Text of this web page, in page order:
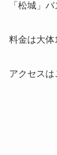
「松城」
料金は大体
アクセスは